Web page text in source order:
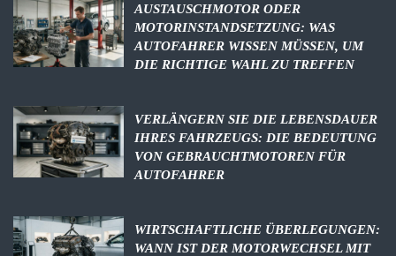
AUSTAUSCHMOTOR ODER
MOTORINSTANDSETZUNG: WAS
AUTOFAHRER WISSEN MÜSSEN, UM
DIE RICHTIGE WAHL ZU TREFFEN
VERLÄNGERN SIE DIE LEBENSDAUER
IHRES FAHRZEUGS: DIE BEDEUTUNG
VON GEBRAUCHTMOTOREN FÜR
AUTOFAHRER
WIRTSCHAFTLICHE ÜBERLEGUNGEN:
WANN IST DER MOTORWECHSEL MIT